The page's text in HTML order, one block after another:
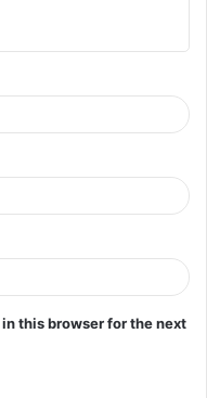
this browser for the next